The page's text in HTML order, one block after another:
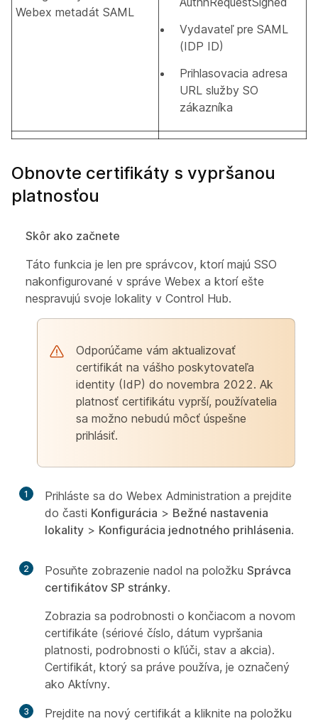
Webex metadát SAML
Vydavateľ pre SAML
(IDP ID)
Prihlasovacia adresa
URL služby SO
zákazníka
Obnovte certifikáty s vypršanou
platnosťou
Skôr ako začnete
Táto funkcia je len pre správcov, ktorí majú SSO
nakonfigurované v správe Webex a ktorí ešte
nespravujú svoje lokality v Control Hub.
Odporúčame vám aktualizovať
certifikát na vášho poskytovateľa
identity (IdP) do novembra 2022. Ak
platnosť certifikátu vyprší, používatelia
sa možno nebudú môcť úspešne
prihlásiť.
1
Prihláste sa do Webex Administration a prejdite
do časti Konfigurácia > Bežné nastavenia
lokality > Konfigurácia jednotného prihlásenia.
2 Posuňte zobrazenie nadol na položku Správca
certifikátov SP stránky.
Zobrazia sa podrobnosti o končiacom a novom
certifikáte (sériové číslo, dátum vypršania
platnosti, podrobnosti o kľúči, stav a akcia).
Certifikát, ktorý sa práve používa, je označený
ako Aktívny.
3
Prejdite na nový certifikát a kliknite na položku